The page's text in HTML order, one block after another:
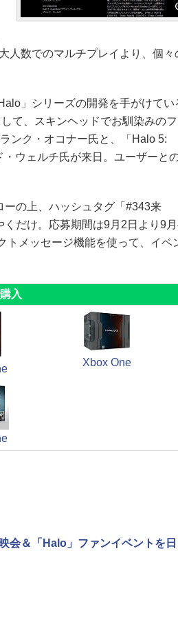
人数でのマルチプレイより、個々
」シリーズの開発を手がけてい
て、スキンヘッドでお馴染みのフ
ンク・オコナー氏と、「Halo 5:
ウェルチ氏が来日。ユーザーと
の上、ハッシュタグ「#343来
だけ。応募期間は9月2日より9
トメッセージ機能を使って、イベ
入
Xbox One
会＆「Halo」ファンイベントを日